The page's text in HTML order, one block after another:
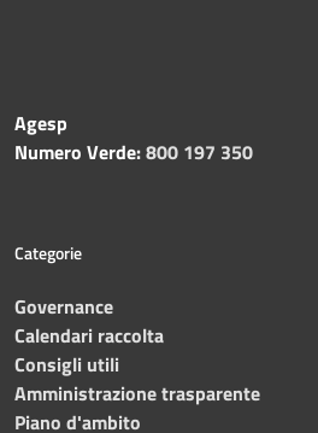
Agesp
Numero Verde:800 197 350
Categorie
Governance
Calendari raccolta
Consigli utili
Amministrazione trasparente
Piano d'ambito